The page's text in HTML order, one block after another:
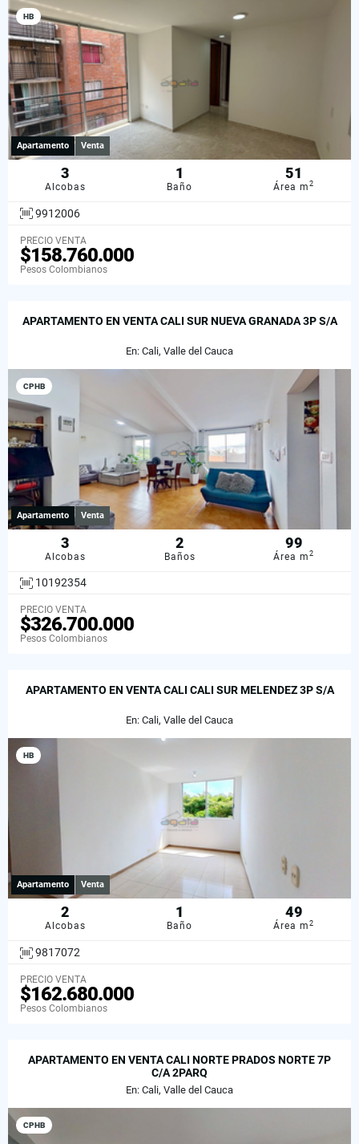
HB
Apartamento Venta
3
Alcobas
1
Baño
51
Área m2
9912006
PRECIO VENTA
$158.760.000
Pesos Colombianos
APARTAMENTO EN VENTA CALI SUR NUEVA GRANADA 3P S/A
En: Cali, Valle del Cauca
CPHB
Apartamento Venta
3
Alcobas
2
Baños
99
Área m2
10192354
PRECIO VENTA
$326.700.000
Pesos Colombianos
APARTAMENTO EN VENTA CALI CALI SUR MELENDEZ 3P S/A
En: Cali, Valle del Cauca
HB
Apartamento Venta
2
Alcobas
1
Baño
49
Área m2
9817072
PRECIO VENTA
$162.680.000
Pesos Colombianos
APARTAMENTO EN VENTA CALI NORTE PRADOS NORTE 7P
C/A 2PARQ
En: Cali, Valle del Cauca
CPHB